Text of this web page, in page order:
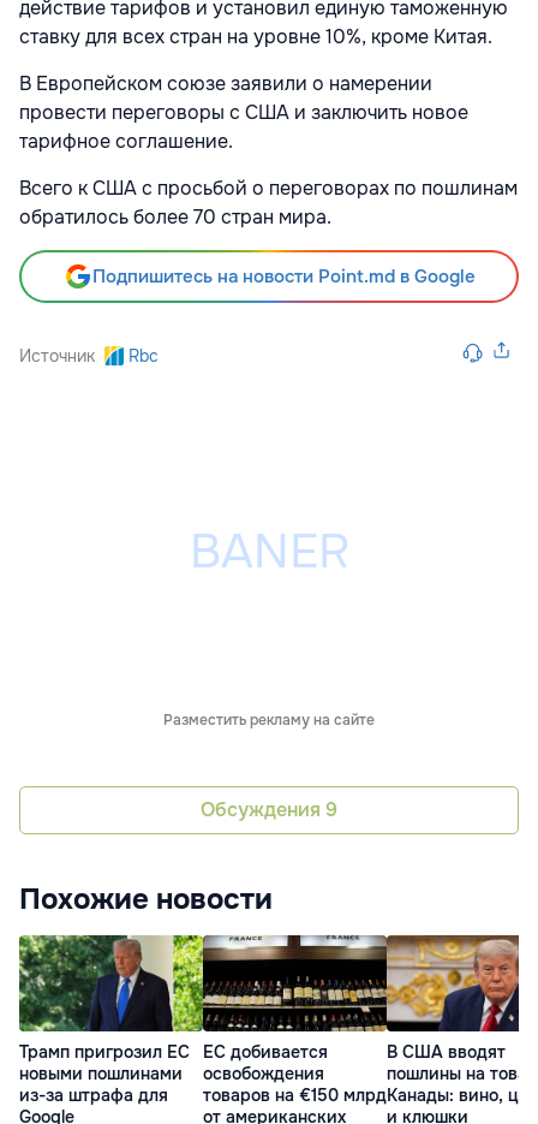
действие тарифов и установил единую таможенную
ставку для всех стран на уровне 10%, кроме Китая.
В Европейском союзезаявили о намерении
провести переговоры с США и заключить новое
тарифное соглашение.
Всего к США с просьбой о переговорах по пошлинам
обратилось более 70 стран мира.
Подпишитесь на новости Point.md в Google
Источник Rbc
Разместить рекламу на сайте
Обсуждения 9
Похожие новости
Трамп пригрозил ЕС
новыми пошлинами
из-за штрафа для
Google
ЕС добивается
освобождения
товаров на €150 млрд
от американских
В США вводят
пошлины на
Канады: вино,
и клюшки